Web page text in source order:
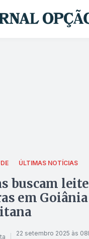
ÚLTIMAS NOTÍCIAS
buscam
em
22 setembro 2025 às